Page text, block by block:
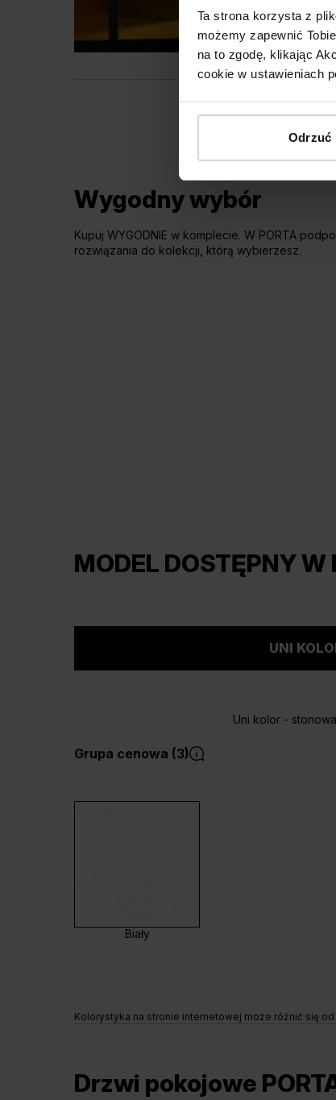
Ta strona korzysta z
możemy zapewnić
na to zgodę, klikając
cookie w ustawieniach
Odrzuć
Wygodny wybór
Kupuj WYGODNIE w komplecie. W PORTA
rozwiązania do kolekcji, którą wybierzesz.
MODEL DOSTĘPNY
UNI
Uni kolor -
Grupa cenowa (3)
Biały
Kolorystyka na stronie internetowej może różnić się
Drzwi pokojowe